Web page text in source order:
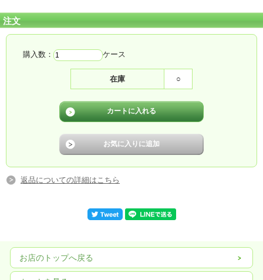
注文
購入数： ケース
在庫 ○
返品についての詳細はこちら
お店のトップへ戻る